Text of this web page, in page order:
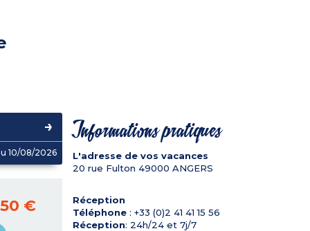
10/08/2026
€
Informations pratiques
L'adresse de vos vacances
20 rue Fulton 49000 ANGERS
Réception
Téléphone: +33 (0)2 41 41 15 56
Réception: 24h/24 et 7j/7